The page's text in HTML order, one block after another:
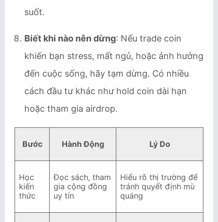
suốt.
Biết khi nào nên dừng: Nếu trade coin
khiến bạn stress, mất ngủ, hoặc ảnh hưởng
đến cuộc sống, hãy tạm dừng. Có nhiều
cách đầu tư khác như hold coin dài hạn
hoặc tham gia airdrop.
Bước Hành Động Lý Do
Học
kiến
thức
Đọc sách, tham
gia cộng đồng
uy tín
Hiểu rõ thị trường để
tránh quyết định mù
quáng